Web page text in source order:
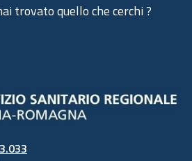
trovato quello che cerchi ?